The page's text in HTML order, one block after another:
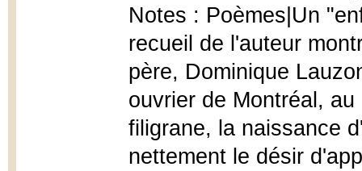
Notes : Poèmes|Un
recueil de l'auteur
père, Dominique
ouvrier de Montréal,
filigrane, la naissance
nettement le désir